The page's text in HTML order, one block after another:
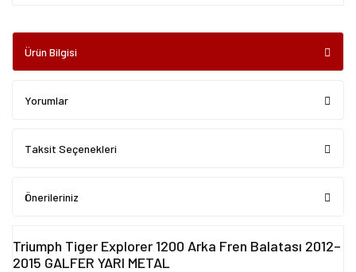
Ürün Bilgisi
Yorumlar
Taksit Seçenekleri
Önerileriniz
Triumph Tiger Explorer 1200 Arka Fren Balatası 2012–
2015 GALFER YARI METAL